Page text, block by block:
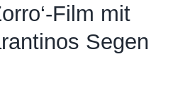
Film mit
Segen